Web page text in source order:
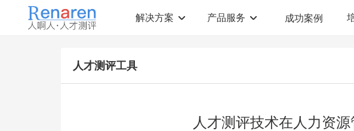
解决方案
测评解决方案
企业管
产品服务
人才测评产品
青年干部能力测评 人啊人
成功案例
人才测评工具
人才测评技术在人力资